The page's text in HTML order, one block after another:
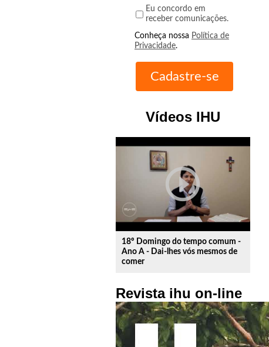
Eu concordo em
receber comunicações.
Conheça nossa Política de
Privacidade.
Vídeos IHU
play_circle_outline
18º Domingo do tempo comum -
Ano A - Dai-lhes vós mesmos de
comer
Revista ihu on-line